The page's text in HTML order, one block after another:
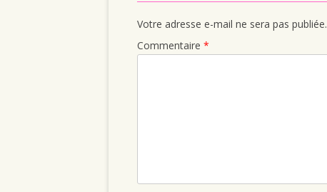
Votre adresse e-mail ne sera pas publiée.
Commentaire *